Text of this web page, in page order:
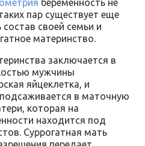
пар существует еще
своей семьи и
материнство.
заключается в
мужчины
яйцеклетка, и
в маточную
которая на
находится под
Суррогатная мать